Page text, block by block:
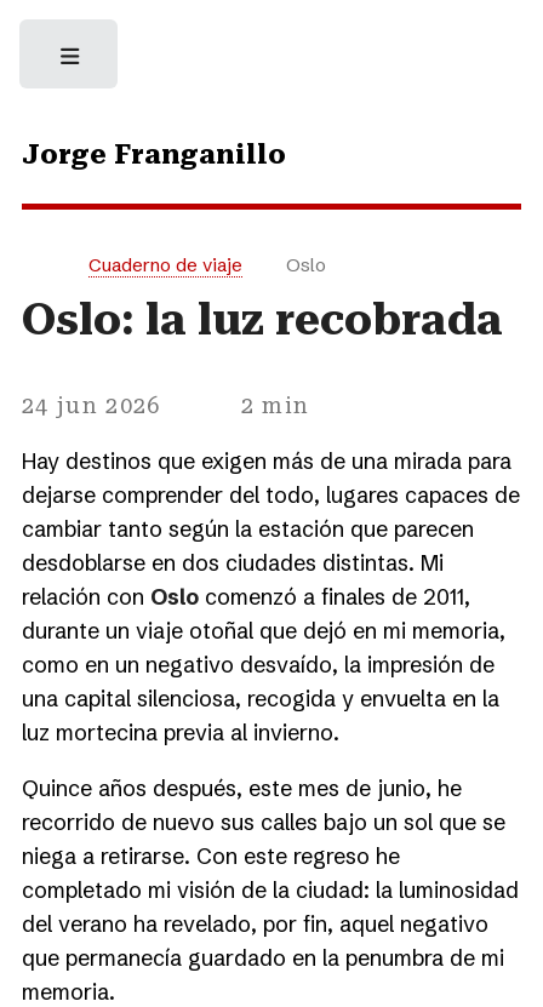
Jorge Franganillo
Cuaderno de viaje Oslo
Oslo: la luz recobrada
24 jun 2026 2 min
Hay destinos que exigen más de una mirada para
dejarse comprender del todo, lugares capaces de
cambiar tanto según la estación que parecen
desdoblarse en dos ciudades distintas. Mi
relación con Oslo comenzó a finales de 2011,
durante un viaje otoñal que dejó en mi memoria,
como en un negativo desvaído, la impresión de
una capital silenciosa, recogida y envuelta en la
luz mortecina previa al invierno.
Quince años después, este mes de junio, he
recorrido de nuevo sus calles bajo un sol que se
niega a retirarse. Con este regreso he
completado mi visión de la ciudad: la luminosidad
del verano ha revelado, por fin, aquel negativo
que permanecía guardado en la penumbra de mi
memoria.